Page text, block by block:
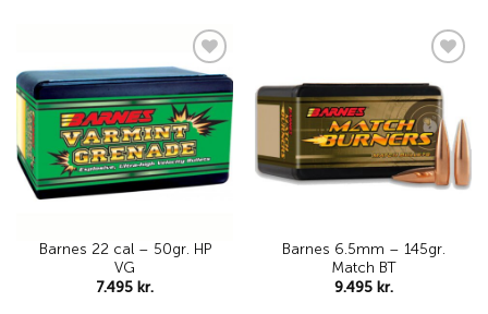
Add to
wishlist
Barnes 22 cal – 50gr. HP
VG
7.495 kr.
wishlist
Barnes 6.5mm – 145gr.
Match BT
9.495 kr.